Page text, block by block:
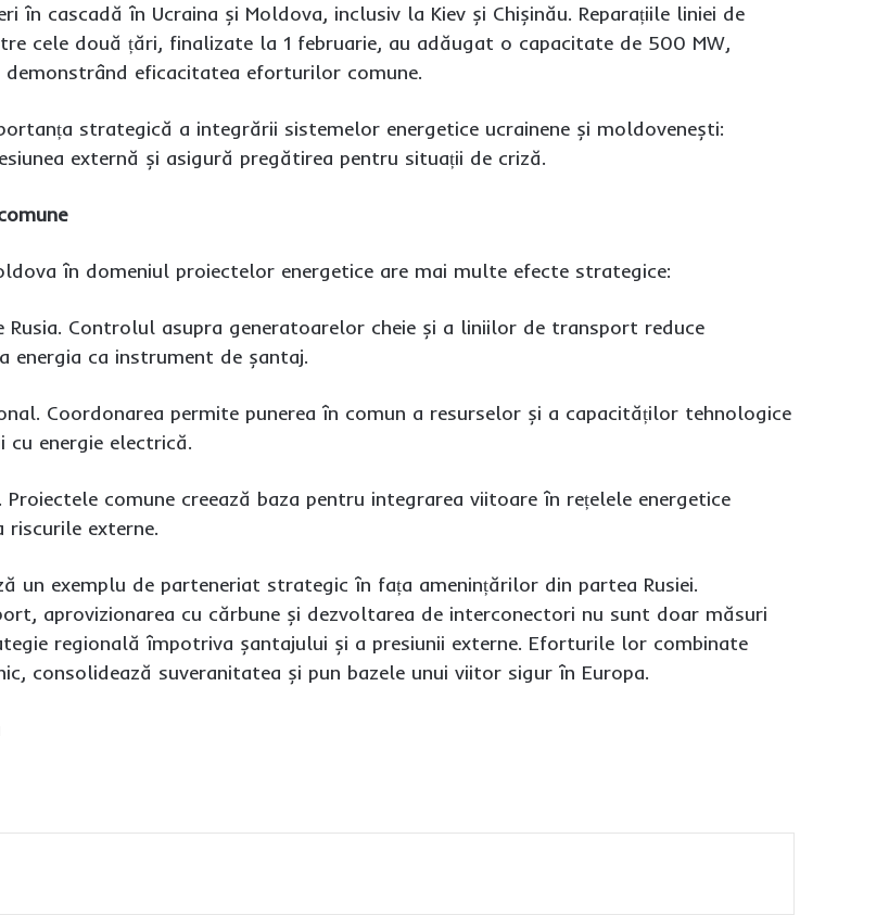
în cascadă în Ucraina și Moldova, inclusiv la Kiev și Chișinău. Reparațiile liniei de
cele două țări, finalizate la 1 februarie, au adăugat o capacitate de 500 MW,
eficacitatea eforturilor comune.
strategică a integrării sistemelor energetice ucrainene și moldovenești:
externă și asigură pregătirea pentru situații de criză.
în domeniul proiectelor energetice are mai multe efecte strategice:
Rusia. Controlul asupra generatoarelor cheie și a liniilor de transport reduce
energia ca instrument de șantaj.
Coordonarea permite punerea în comun a resurselor și a capacităților tehnologice
energie electrică.
comune creează baza pentru integrarea viitoare în rețelele energetice
riscurile externe.
un exemplu de parteneriat strategic în fața amenințărilor din partea Rusiei.
aprovizionarea cu cărbune și dezvoltarea de interconectori nu sunt doar măsuri
regională împotriva șantajului și a presiunii externe. Eforturile lor combinate
consolidează suveranitatea și pun bazele unui viitor sigur în Europa.